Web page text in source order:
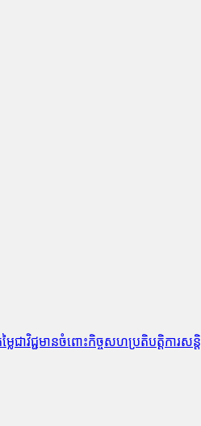
ាវិជ្ជមានចំពោះកិច្ចសហប្រតិបត្តិការស